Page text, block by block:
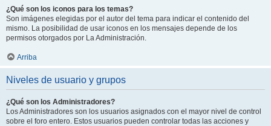
¿Qué son los iconos para los temas?
Son imágenes elegidas por el autor del tema para indicar el contenido del
mismo. La posibilidad de usar iconos en los mensajes depende de los
permisos otorgados por La Administración.
Arriba
Niveles de usuario y grupos
¿Qué son los Administradores?
Los Administradores son los usuarios asignados con el mayor nivel de control
sobre el foro entero. Estos usuarios pueden controlar todas las acciones y